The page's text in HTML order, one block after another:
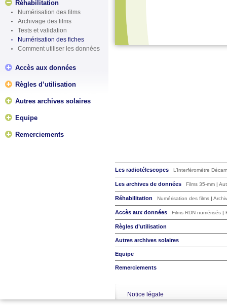
Réhabilitation
Numérisation des films
Archivage des films
Tests et validation
Numérisation des fiches
Comment utiliser les données
Accès aux données
Règles d’utilisation
Autres archives solaires
Equipe
Remerciements
Les radiotélescopes L’Interféromètre
Les archives de données Films 35-mm |
Réhabilitation Numérisation des films |
Accès aux données Films RDN numérisés |
Règles d’utilisation
Autres archives solaires
Equipe
Remerciements
Notice légale